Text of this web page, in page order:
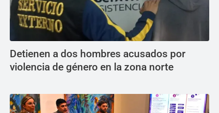
Detienen a dos hombres acusados por
violencia de género en la zona norte